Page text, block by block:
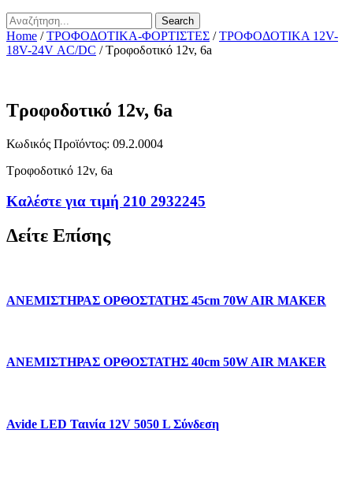
Search
Home /ΤΡΟΦΟΔΟΤΙΚΑ-ΦΟΡΤΙΣΤΕΣ /ΤΡΟΦΟΔΟΤΙΚΑ 12V-
18V-24V ΑC/DC / Τροφοδοτικό 12v, 6a
Τροφοδοτικό 12v, 6a
Κωδικός Προϊόντος: 09.2.0004
Τροφοδοτικό 12v, 6a
Καλέστε για τιμή 210 2932245
Δείτε Επίσης
ΑΝΕΜΙΣΤΗΡΑΣ ΟΡΘΟΣΤΑΤΗΣ 45cm 70W AIR MAKER
ΑΝΕΜΙΣΤΗΡΑΣ ΟΡΘΟΣΤΑΤΗΣ 40cm 50W AIR MAKER
Avide LED Ταινία 12V 5050 L Σύνδεση